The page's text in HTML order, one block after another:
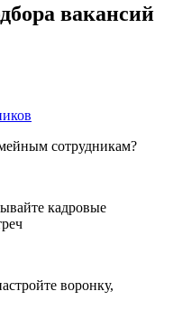
вакансий
сотрудникам?
кадровые
воронку,